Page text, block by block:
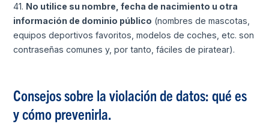
41. No utilice su nombre, fecha de nacimiento u otra
información de dominio público (nombres de mascotas,
equipos deportivos favoritos, modelos de coches, etc. son
contraseñas comunes y, por tanto, fáciles de piratear).
Consejos sobre la violación de datos: qué es
y cómo prevenirla.